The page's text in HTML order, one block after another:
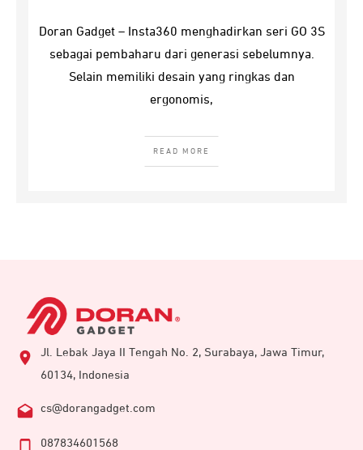
Doran Gadget – Insta360 menghadirkan seri GO 3S
sebagai pembaharu dari generasi sebelumnya.
Selain memiliki desain yang ringkas dan
ergonomis,
READ MORE
Jl. Lebak Jaya II Tengah No. 2, Surabaya, Jawa Timur,
60134, Indonesia
cs@dorangadget.com
087834601568